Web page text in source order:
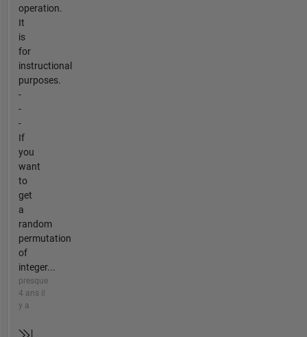
operation.
It
is
for
instructional
purposes.
-
-
-
If
you
want
to
get
a
random
permutation
of
integer...
presque
4 ans il
y a